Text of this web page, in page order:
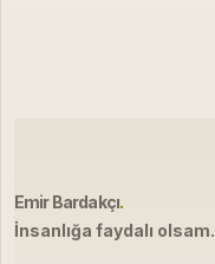
Emir Bardakçı.
İnsanlığa faydalı olsam.